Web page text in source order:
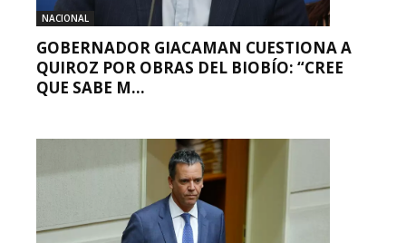
NACIONAL
GOBERNADOR GIACAMAN CUESTIONA A
QUIROZ POR OBRAS DEL BIOBÍO: “CREE
QUE SABE M...